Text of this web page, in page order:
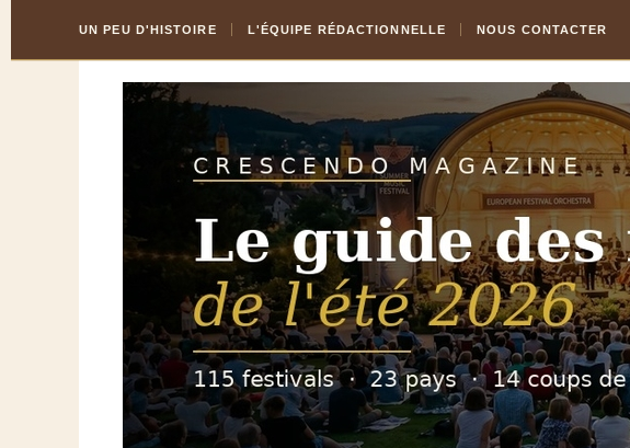
Content
la
UN PEU D'HISTOIRE L'ÉQUIPE RÉDACTIONNELLE NOUS CONTACTER